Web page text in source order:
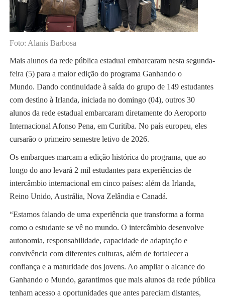
Foto: Alanis Barbosa
Mais alunos da rede pública estadual embarcaram nesta segunda-
feira (5) para a maior edição do programa Ganhando o
Mundo. Dando continuidade à saída do grupo de 149 estudantes
com destino à Irlanda, iniciada no domingo (04), outros 30
alunos da rede estadual embarcaram diretamente do Aeroporto
Internacional Afonso Pena, em Curitiba. No país europeu, eles
cursarão o primeiro semestre letivo de 2026.
Os embarques marcam a edição histórica do programa, que ao
longo do ano levará 2 mil estudantes para experiências de
intercâmbio internacional em cinco países: além da Irlanda,
Reino Unido, Austrália, Nova Zelândia e Canadá.
“Estamos falando de uma experiência que transforma a forma
como o estudante se vê no mundo. O intercâmbio desenvolve
autonomia, responsabilidade, capacidade de adaptação e
convivência com diferentes culturas, além de fortalecer a
confiança e a maturidade dos jovens. Ao ampliar o alcance do
Ganhando o Mundo, garantimos que mais alunos da rede pública
tenham acesso a oportunidades que antes pareciam distantes,